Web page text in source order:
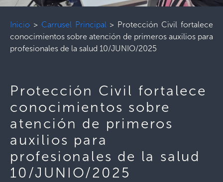
Inicio > Carrusel Principal> Protección Civil fortalece
conocimientos sobre atención de primeros auxilios para
profesionales de la salud 10/JUNIO/2025
Protección Civil fortalece
conocimientos sobre
atención de primeros
auxilios para
profesionales de la salud
10/JUNIO/2025